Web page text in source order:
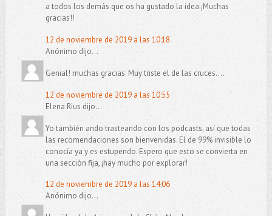
a todos los demás que os ha gustado la idea ¡Muchas
gracias!!
12 de noviembre de 2019 a las 10:18
Anónimo dijo...
Genial! muchas gracias. Muy triste el de las cruces....
12 de noviembre de 2019 a las 10:55
Elena Rius dijo...
Yo también ando trasteando con los podcasts, así que todas
las recomendaciones son bienvenidas. El de 99% invisible lo
conocía ya y es estupendo. Espero que esto se convierta en
una sección fija, ¡hay mucho por explorar!
12 de noviembre de 2019 a las 14:06
Anónimo dijo...